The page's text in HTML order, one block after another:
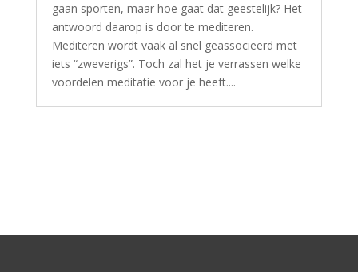
gaan sporten, maar hoe gaat dat geestelijk? Het
antwoord daarop is door te mediteren.
Mediteren wordt vaak al snel geassocieerd met
iets “zweverigs”. Toch zal het je verrassen welke
voordelen meditatie voor je heeft....